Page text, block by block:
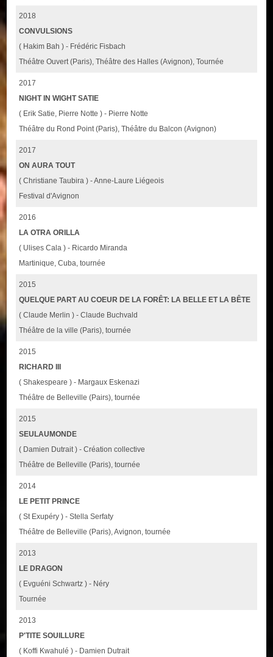
2018
CONVULSIONS
( Hakim Bah ) - Frédéric Fisbach
Théâtre Ouvert (Paris), Théâtre des Halles (Avignon), Tournée
2017
NIGHT IN WIGHT SATIE
( Erik Satie, Pierre Notte ) - Pierre Notte
Théâtre du Rond Point (Paris), Théâtre du Balcon (Avignon)
2017
ON AURA TOUT
( Christiane Taubira ) - Anne-Laure Liégeois
Festival d'Avignon
2016
LA OTRA ORILLA
( Ulises Cala ) - Ricardo Miranda
Martinique, Cuba, tournée
2015
QUELQUE PART AU COEUR DE LA FORÊT: LA BELLE ET LA BÊTE
( Claude Merlin ) - Claude Buchvald
Théâtre de la ville (Paris), tournée
2015
RICHARD III
( Shakespeare ) - Margaux Eskenazi
Théâtre de Belleville (Pairs), tournée
2015
SEULAUMONDE
( Damien Dutrait ) - Création collective
Théâtre de Belleville (Paris), tournée
2014
LE PETIT PRINCE
( St Exupéry ) - Stella Serfaty
Théâtre de Belleville (Paris), Avignon, tournée
2013
LE DRAGON
( Evguéni Schwartz ) - Néry
Tournée
2013
P'TITE SOUILLURE
( Koffi Kwahulé ) - Damien Dutrait